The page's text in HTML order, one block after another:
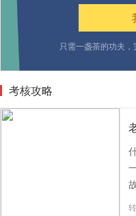
只需一盏茶的功夫
考核攻略